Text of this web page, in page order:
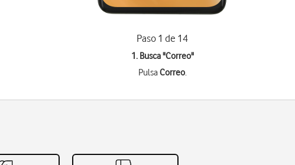
Paso 1 de 14
1. Busca "Correo"
PulsaCorreo.